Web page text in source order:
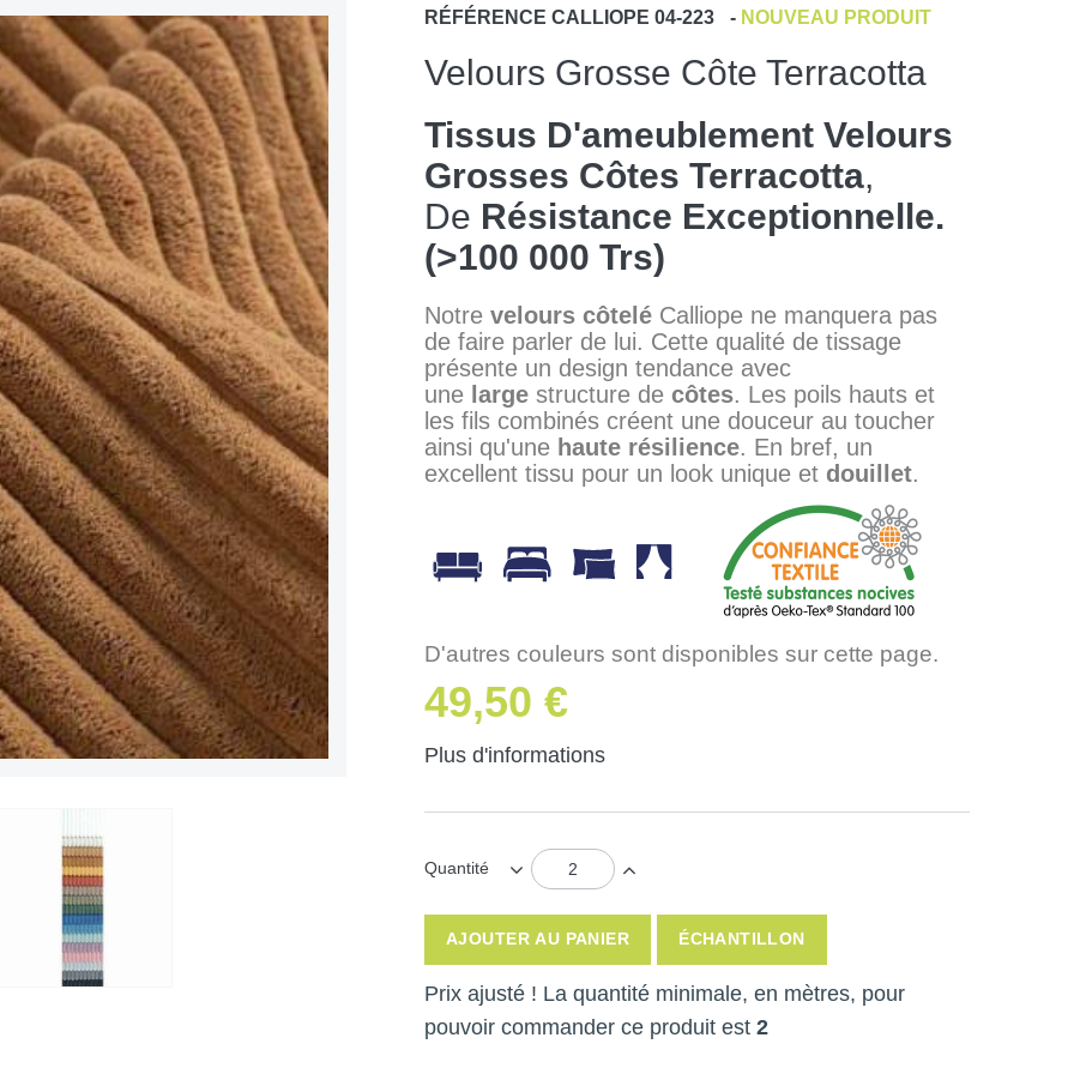
RÉFÉRENCE CALLIOPE 04-223 - NOUVEAU PRODUIT
Velours Grosse Côte Terracotta
Tissus D'ameublement Velours
Grosses Côtes Terracotta,
De Résistance Exceptionnelle.
(>100 000 Trs)
Notre velours côteléCalliope ne manquera pas
de faire parler de lui. Cette qualité de tissage
présente un design tendance avec
une largestructure de côtes. Les poils hauts et
les fils combinés créent une douceur au toucher
ainsi qu'une haute résilience. En bref, un
excellent tissu pour un look unique et douillet.
D'autres couleurs sont disponibles sur cette page.
49,50 €
Plus d'informations
Quantité
AJOUTER AU PANIER ÉCHANTILLON
Prix ajusté ! La quantité minimale, en mètres, pour
pouvoir commander ce produit est 2